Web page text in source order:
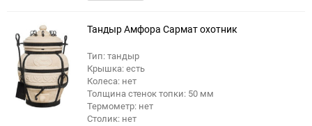
еще 2 фото
Тандыр Амфора Сармат охотник
Тип: тандыр
Крышка: есть
Колеса: нет
Толщина стенок топки: 50 мм
Термометр: нет
Столик: нет